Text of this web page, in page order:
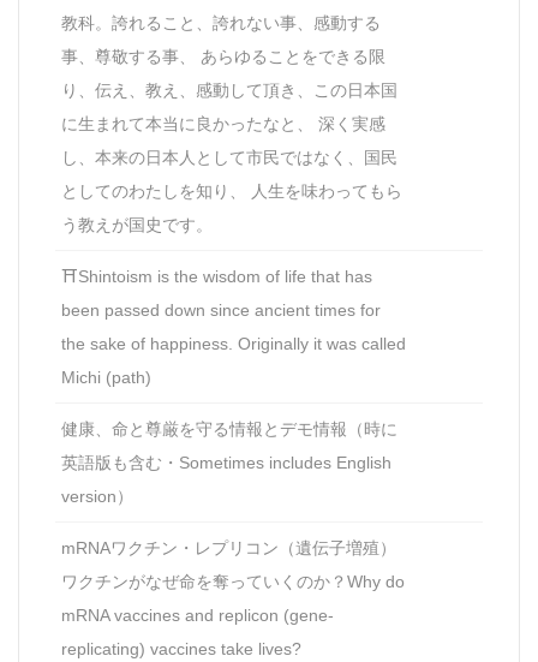
教科。誇れること、誇れない事、感動する
事、尊敬する事、 あらゆることをできる限
り、伝え、教え、感動して頂き、この日本国
に生まれて本当に良かったなと、 深く実感
し、本来の日本人として市民ではなく、国民
としてのわたしを知り、 人生を味わってもら
う教えが国史です。
⛩Shintoism is the wisdom of life that has
been passed down since ancient times for
the sake of happiness. Originally it was called
Michi (path)
健康、命と尊厳を守る情報とデモ情報（時に
英語版も含む・Sometimes includes English
version）
mRNAワクチン・レプリコン（遺伝子増殖）
ワクチンがなぜ命を奪っていくのか？Why do
mRNA vaccines and replicon (gene-
replicating) vaccines take lives?